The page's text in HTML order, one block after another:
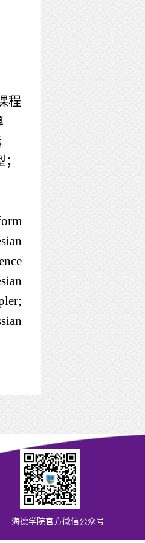
程
；
海德学院官方微信公众号